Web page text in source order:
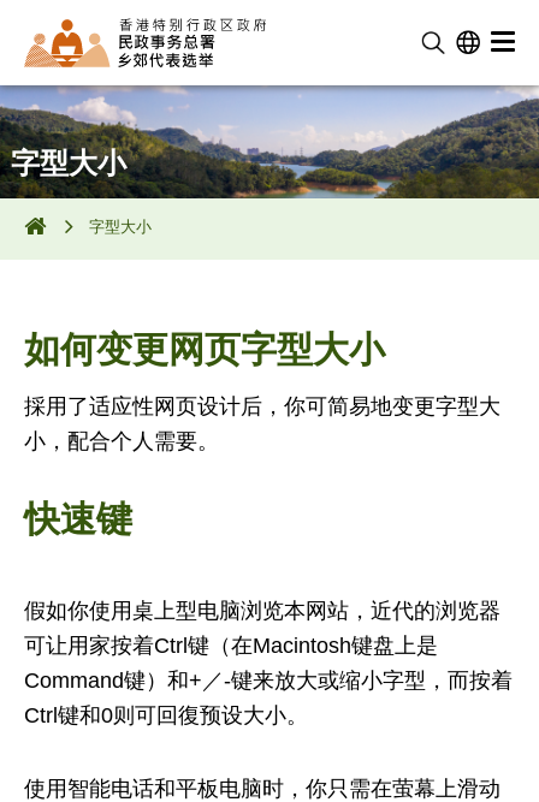
字型大小
字型大小
如何变更网页字型大小
採用了适应性网页设计后，你可简易地变更字型大
小，配合个人需要。
快速键
假如你使用桌上型电脑浏览本网站，近代的浏览器
可让用家按着Ctrl键（在Macintosh键盘上是
Command键）和+／-键来放大或缩小字型，而按着
Ctrl键和0则可回復预设大小。
使用智能电话和平板电脑时，你只需在萤幕上滑动